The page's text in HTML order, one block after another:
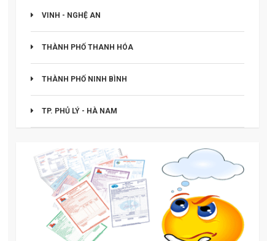
VINH - NGHỆ AN
THÀNH PHỐ THANH HÓA
THÀNH PHỐ NINH BÌNH
TP. PHỦ LÝ - HÀ NAM